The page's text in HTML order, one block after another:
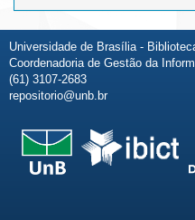
Universidade de Brasília -
Coordenadoria de Gestão da
(61) 3107-2683
repositorio@unb.br